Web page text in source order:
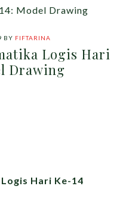
Model Drawing
BY FIFTARINA
Logis Hari
Drawing
Hari Ke-14